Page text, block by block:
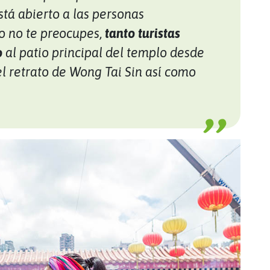
abierto a las personas
no te preocupes, tanto turistas
al patio principal del templo desde
retrato de Wong Tai Sin así como